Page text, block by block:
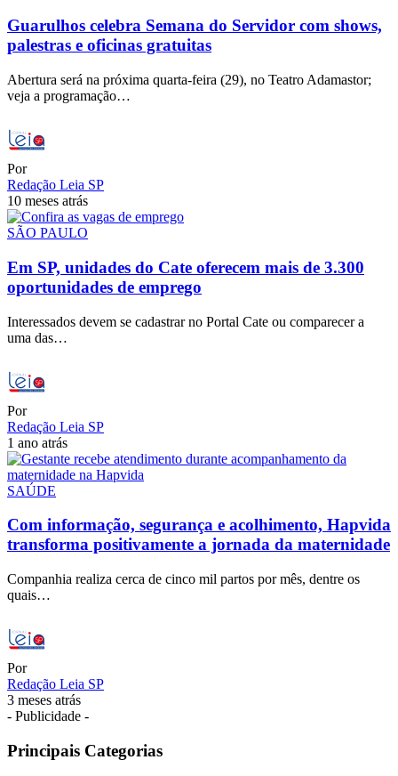
Guarulhos celebra Semana do Servidor com shows,
palestras e oficinas gratuitas
Abertura será na próxima quarta-feira (29), no Teatro Adamastor;
veja a programação…
Por
Redação Leia SP
10 meses atrás
SÃO PAULO
Em SP, unidades do Cate oferecem mais de 3.300
oportunidades de emprego
Interessados devem se cadastrar no Portal Cate ou comparecer a
uma das…
Por
Redação Leia SP
1 ano atrás
SAÚDE
Com informação, segurança e acolhimento, Hapvida
transforma positivamente a jornada da maternidade
Companhia realiza cerca de cinco mil partos por mês, dentre os
quais…
Por
Redação Leia SP
3 meses atrás
- Publicidade -
Principais Categorias